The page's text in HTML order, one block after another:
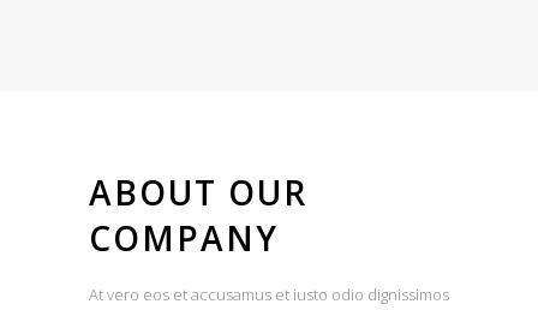
ABOUT OUR
COMPANY
At vero eos et accusamus et iusto odio dignissimos